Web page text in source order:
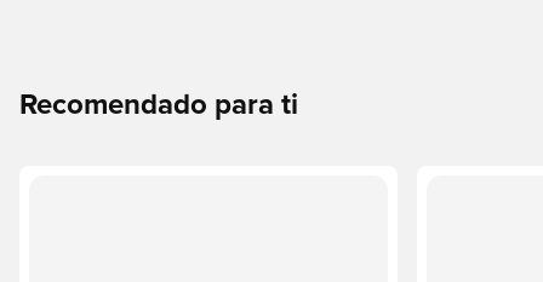
Recomendado para ti